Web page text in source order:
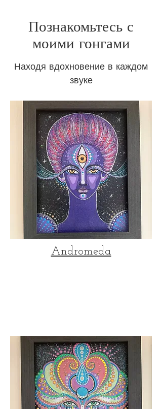
Познакомьтесь с
моими гонгами
Находя вдохновение в каждом
звуке
Andromeda